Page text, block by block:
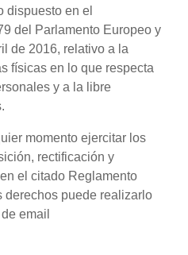
dispuesto en el
del Parlamento Europeo y
de 2016, relativo a la
físicas en lo que respecta
y a la libre
momento ejercitar los
rectificación y
el citado Reglamento
derechos puede realizarlo
email